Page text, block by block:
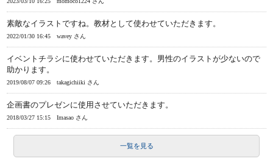
素敵なイラストですね。教材として使わせていただきます。
2022/01/30 16:45 wavey さん
イベントチラシに使わせていただきます。男性のイラストが少ないので
助かります。
2019/08/07 09:26 takagichiiki さん
企画書のプレゼンに使用させていただきます。
2018/03/27 15:15 Imasao さん
一覧を見る